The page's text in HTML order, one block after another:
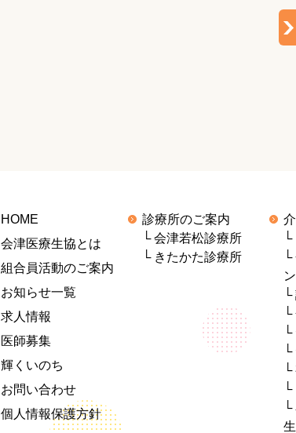
HOME
会津医療生協とは
組合員活動のご案内
お知らせ一覧
求人情報
医師募集
輝くいのち
お問い合わせ
個人情報保護方針
診療所のご案内
会津若松診療所
きたかた診療所